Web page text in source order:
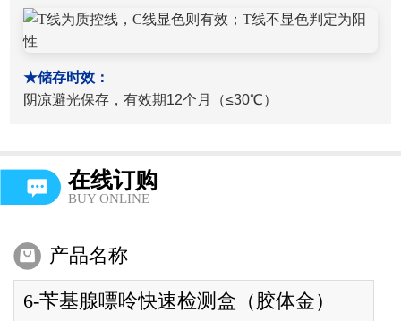
★储存时效：
阴凉避光保存，有效期12个月（≤30℃）
在线订购
BUY ONLINE
产品名称